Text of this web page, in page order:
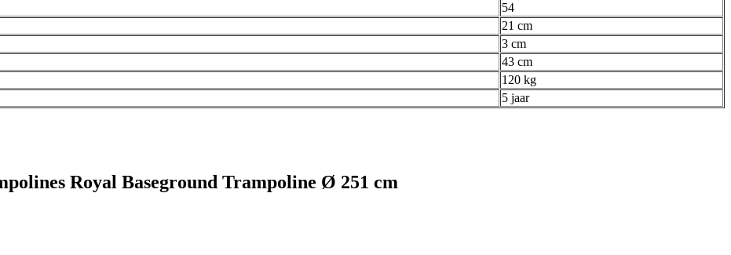
54
21 cm
3 cm
43 cm
120 kg
5 jaar
Royal Baseground Trampoline Ø 251 cm